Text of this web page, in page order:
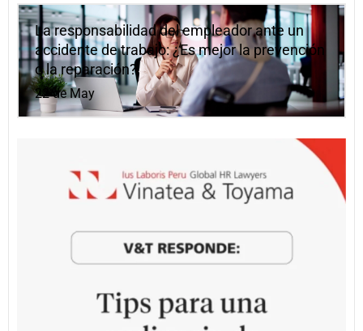
La responsabilidad del empleador ante un
accidente de trabajo: ¿Es mejor la prevención
o la reparación?
22 de May